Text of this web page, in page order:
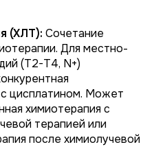
(ХЛТ): Сочетание
Для местно-
(T2-T4, N+)
цисплатином. Может
химиотерапия с
терапией или
после химиолучевой